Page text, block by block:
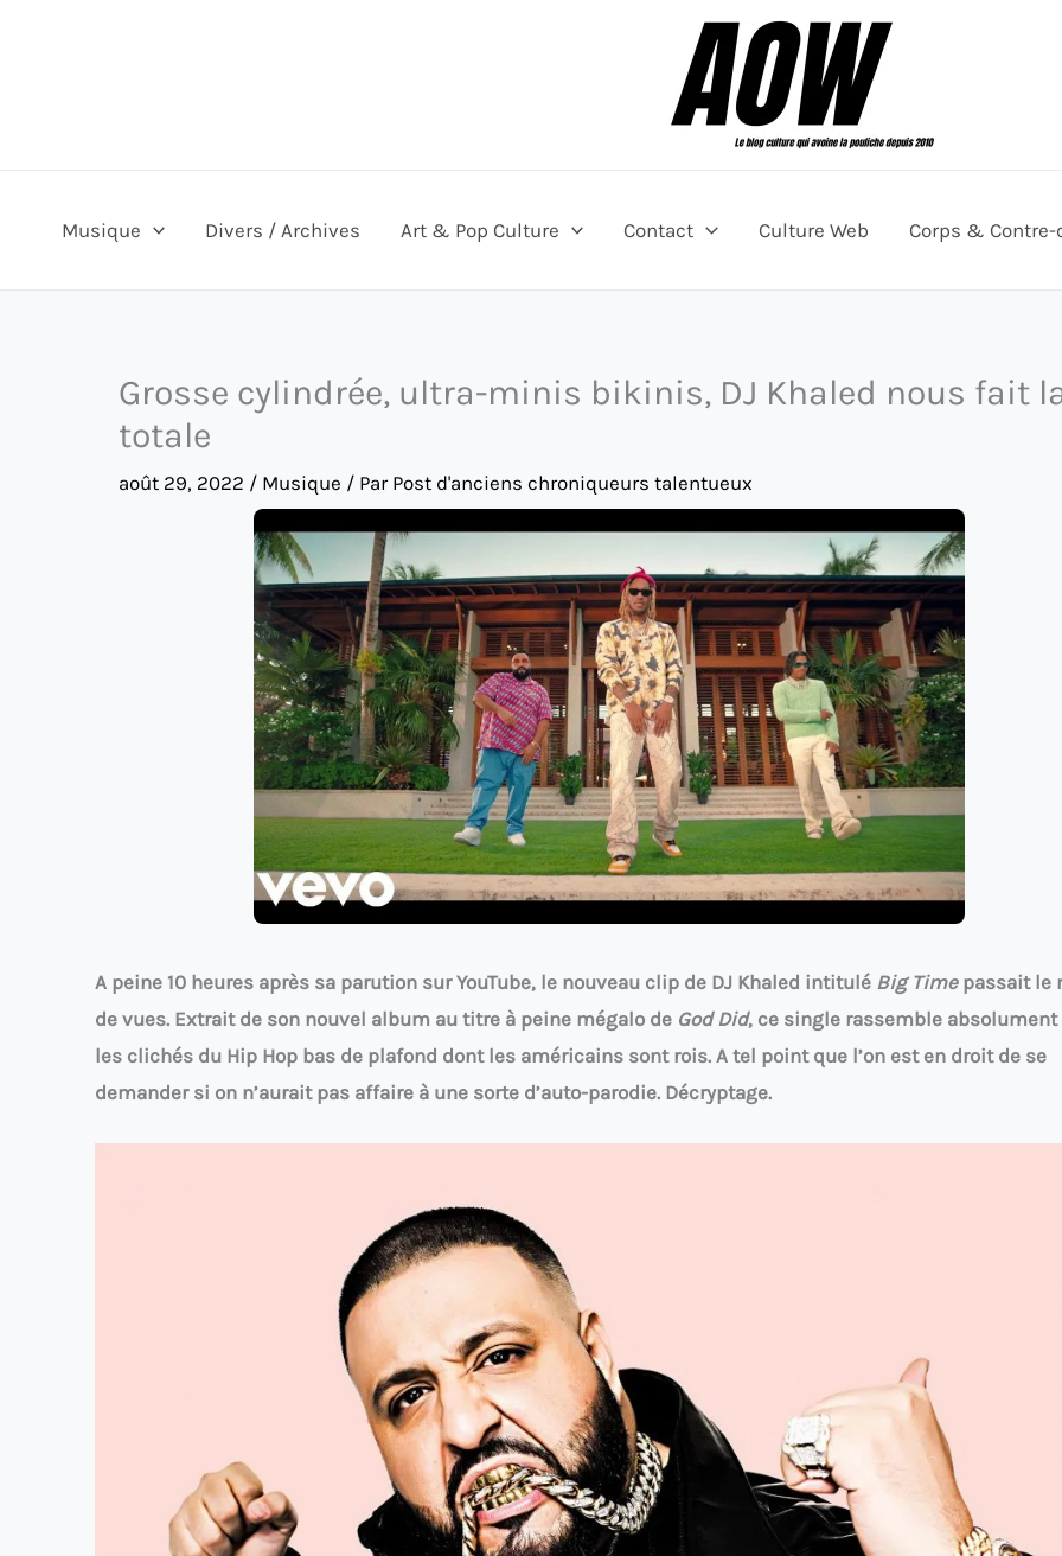
Musique Divers / Archives Art & Pop Culture Contact Culture Web Corps &
Grosse cylindrée, ultra-minis bikinis, DJ Khaled nous fait
totale
août 29, 2022 / Musique / Par Post d'anciens chroniqueurs talentueux
A peine 10 heures après sa parution sur YouTube, le nouveau clip de DJ Khaled intitulé Big Timepassait le
de vues. Extrait de son nouvel album au titre à peine mégalo de God Did, ce single rassemble absolument
les clichés du Hip Hop bas de plafond dont les américains sont rois. A tel point que l’on est en droit de se
demander si on n’aurait pas affaire à une sorte d’auto-parodie. Décryptage.